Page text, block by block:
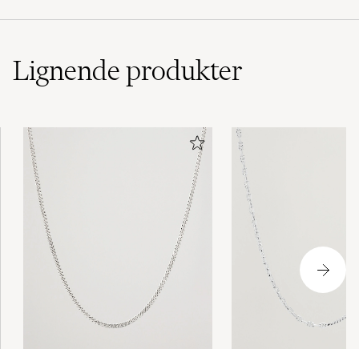
Lignendeprodukter